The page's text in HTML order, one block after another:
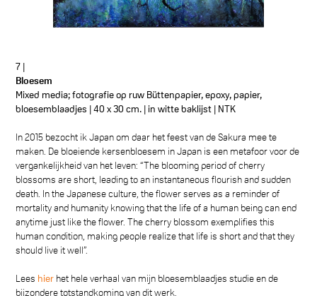
7 |
Bloesem
Mixed media; fotografie op ruw Büttenpapier, epoxy, papier,
bloesemblaadjes | 40 x 30 cm. | in witte baklijst | NTK
In 2015 bezocht ik Japan om daar het feest van de Sakura mee te
maken. De bloeiende kersenbloesem in Japan is een metafoor voor de
vergankelijkheid van het leven: “The blooming period of cherry
blossoms are short, leading to an instantaneous flourish and sudden
death. In the Japanese culture, the flower serves as a reminder of
mortality and humanity knowing that the life of a human being can end
anytime just like the flower. The cherry blossom exemplifies this
human condition, making people realize that life is short and that they
should live it well”.
Lees hier het hele verhaal van mijn bloesemblaadjes studie en de
bijzondere totstandkoming van dit werk.